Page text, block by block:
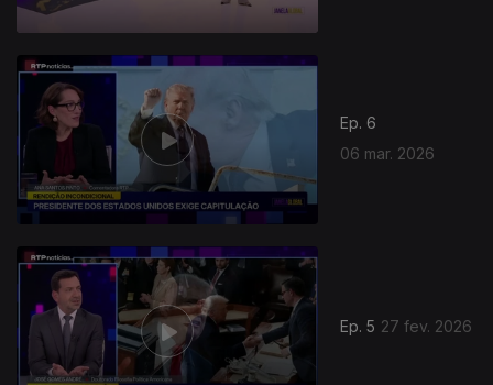
Ep. 6
06 mar. 2026
Ep. 5 27 fev. 2026